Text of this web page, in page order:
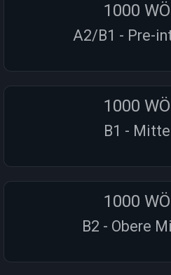
1000
A2/B1 - Pre-
1000
B1 -
1000
B2 - Obere